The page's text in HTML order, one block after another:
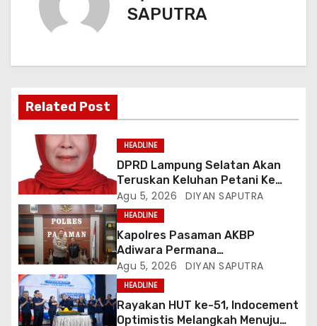
SAPUTRA
Related Post
HEADLINE
DPRD Lampung Selatan Akan
Teruskan Keluhan Petani Ke
Dinas Terkait, Minta Audit
Penyaluran Pupuk Bersubsidi Di
Desa Budi Lestari
Agu 5, 2026 DIYAN SAPUTRA
HEADLINE
Kapolres Pasaman AKBP
Adiwara Permana
Anggawisastra S.I.K. Sambut
Kedatangan Kepala Cakrawala
Tv Sumatera Barat
Agu 5, 2026 DIYAN SAPUTRA
HEADLINE
Rayakan HUT ke-51, Indocement
Optimistis Melangkah Menuju